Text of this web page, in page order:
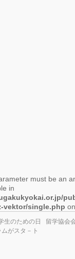
must be an
in
vektor/single.php
生のための日
がスタ－ト
留学協会